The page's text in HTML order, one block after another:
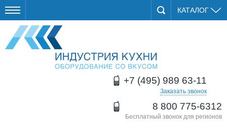
КАТАЛОГ
+7 (495) 989 63-11
Заказать звонок
8 800 775-6312
Бесплатный звонок для регионов